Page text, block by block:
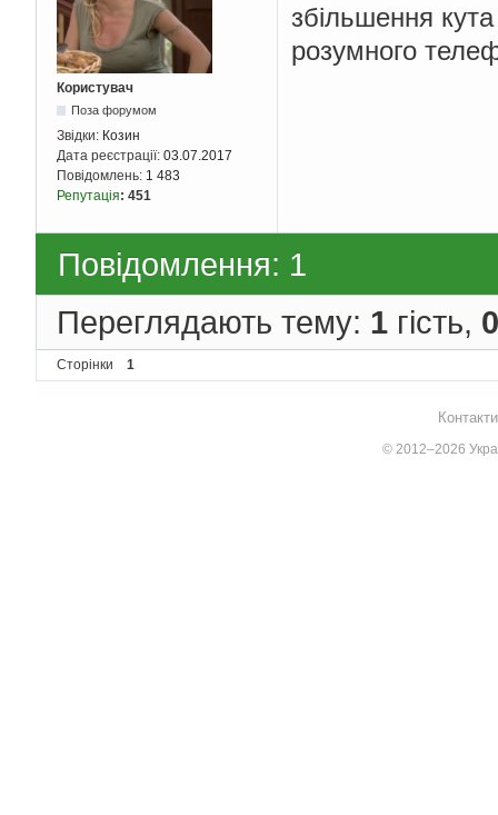
Користувач
Поза форумом
Звідки: Козин
Дата реєстрації: 03.07.2017
Повідомлень: 1 483
Репутація: 451
збільшення
розумного
Повідомлення: 1
Переглядають тему: 1 гість, 0
Сторінки 1
© 2012–2026